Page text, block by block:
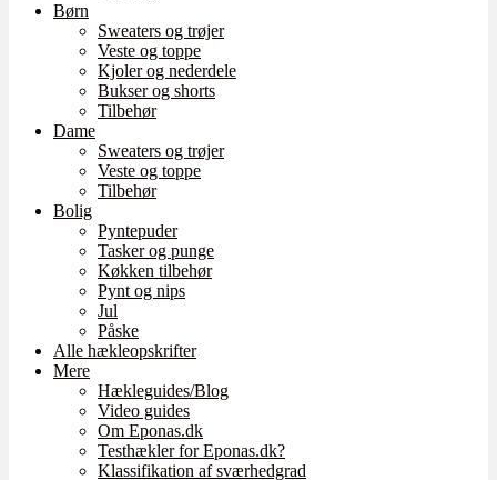
Børn
Sweaters og trøjer
Veste og toppe
Kjoler og nederdele
Bukser og shorts
Tilbehør
Dame
Sweaters og trøjer
Veste og toppe
Tilbehør
Bolig
Pyntepuder
Tasker og punge
Køkken tilbehør
Pynt og nips
Jul
Påske
Alle hækleopskrifter
Mere
Hækleguides/Blog
Video guides
Om Eponas.dk
Testhækler for Eponas.dk?
Klassifikation af sværhedgrad